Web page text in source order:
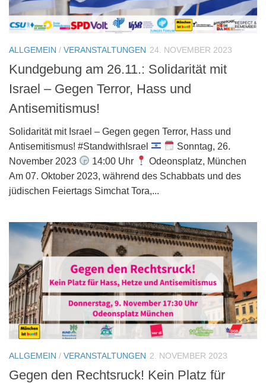
ALLGEMEIN / VERANSTALTUNGEN 24. NOVEMBER 2023
Kundgebung am 26.11.: Solidarität mit
Israel – Gegen Terror, Hass und
Antisemitismus!
Solidarität mit Israel – Gegen gegen Terror, Hass und
Antisemitismus! #StandwithIsrael
Sonntag, 26.
November 2023
14:00 Uhr
Odeonsplatz, München
Am 07. Oktober 2023, während des Schabbats und des
jüdischen Feiertags Simchat Tora,...
ALLGEMEIN / VERANSTALTUNGEN 2. NOVEMBER 2023
Gegen den Rechtsruck! Kein Platz für